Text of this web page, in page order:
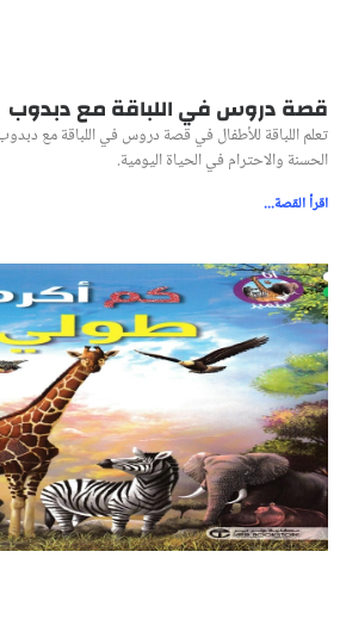
قصة دروس في اللباقة مع دبدوب
تعلم اللباقة للأطفال في قصة دروس في اللباقة مع
الحسنة والاحترام في الحياة اليومية.
اقرأ القصة...